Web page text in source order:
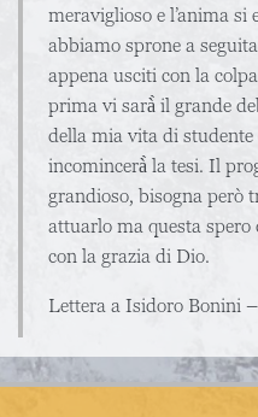
meraviglioso e l’anima si
abbiamo sprone a
appena usciti con la
prima vi sarà̀ il grande
della mia vita di
incomincerà̀ la tesi. Il
grandioso, bisogna però
attuarlo ma questa
con la grazia di Dio.
Lettera a Isidoro Bonini